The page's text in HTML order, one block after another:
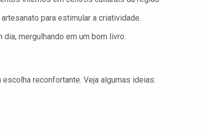
para estimular a criatividade.
mergulhando em um bom livro.
reconfortante. Veja algumas ideias: